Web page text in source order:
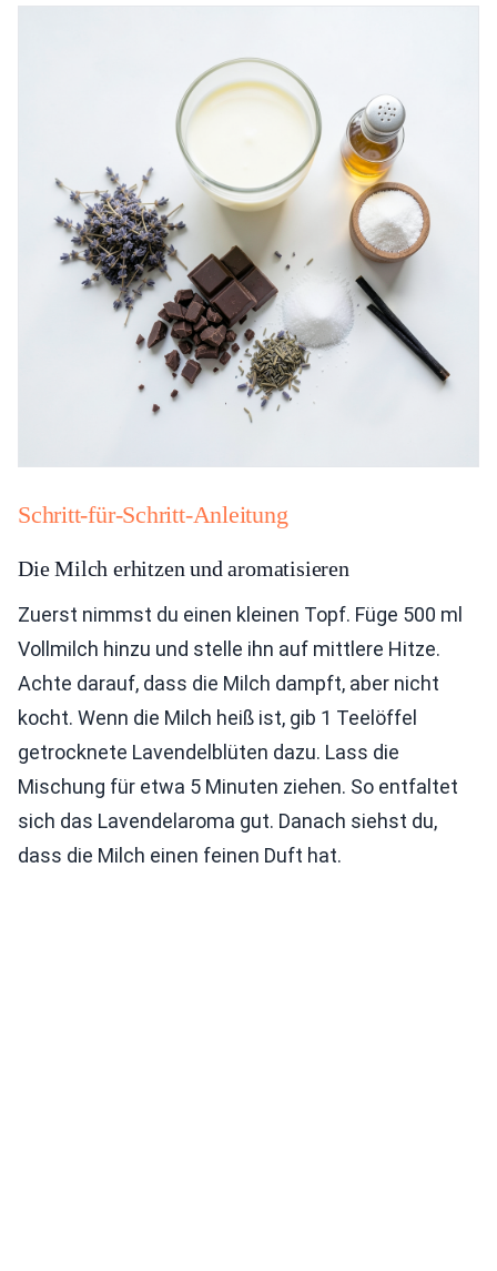
Schritt-für-Schritt-Anleitung
Die Milch erhitzen und aromatisieren
Zuerst nimmst du einen kleinen Topf. Füge 500 ml
Vollmilch hinzu und stelle ihn auf mittlere Hitze.
Achte darauf, dass die Milch dampft, aber nicht
kocht. Wenn die Milch heiß ist, gib 1 Teelöffel
getrocknete Lavendelblüten dazu. Lass die
Mischung für etwa 5 Minuten ziehen. So entfaltet
sich das Lavendelaroma gut. Danach siehst du,
dass die Milch einen feinen Duft hat.